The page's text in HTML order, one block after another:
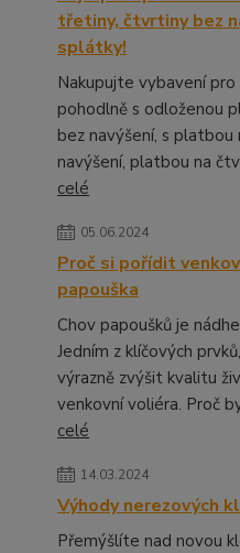
třetiny, čtvrtiny bez
splátky!
Nakupujte vybavení
pohodlně s odloženou
bez navýšení, s
navýšení, platbou na
celé
05.06.2024
Proč si pořídit
papouška
Chov papoušků je
Jedním z klíčových
výrazně zvýšit kvalitu
venkovní voliéra. Proč
celé
14.03.2024
Výhody nerezových
Přemýšlíte nad novou